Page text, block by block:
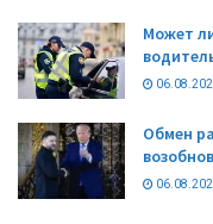
Может
Обмен